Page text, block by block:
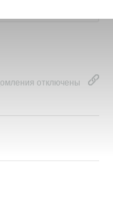
отключены